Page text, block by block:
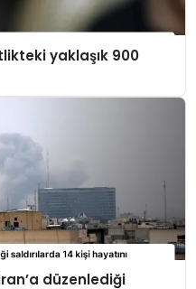
yaklaşık 900
düzenlediği